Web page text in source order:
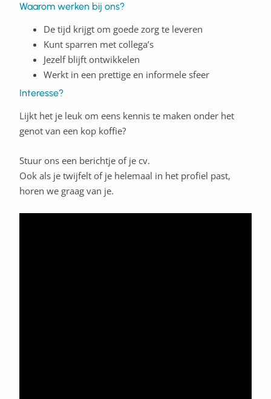
Waarom werken bij ons?
De tijd krijgt om goede zorg te leveren
Kunt sparren met collega’s
Jezelf blijft ontwikkelen
Werkt in een prettige en informele sfeer
Interesse?
Lijkt het je leuk om eens kennis te maken onder het
genot van een kop koffie?
Stuur ons een berichtje of je cv.
Ook als je twijfelt of je helemaal in het profiel past,
horen we graag van je.